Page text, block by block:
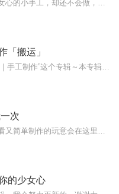
「搬运」
次
的少女心